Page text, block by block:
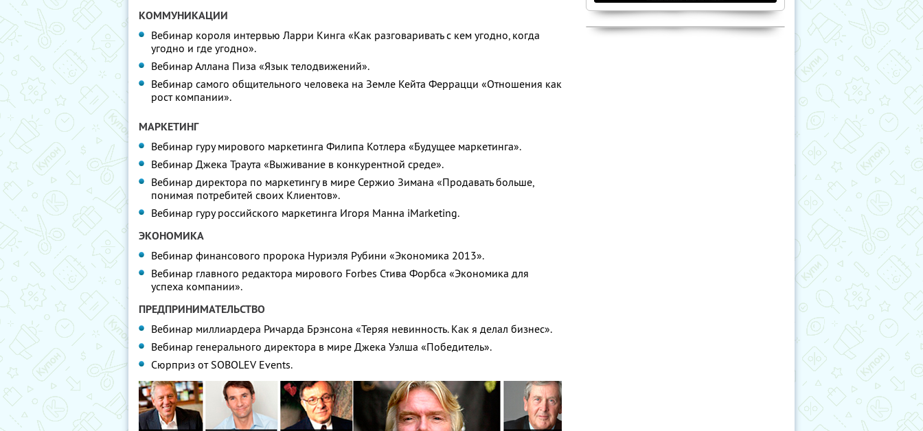
КОММУНИКАЦИИ
Вебинар короля интервью Ларри Кинга «Как разговаривать с кем угодно, когда
угодно и где угодно».
Вебинар Аллана Пиза «Язык телодвижений».
Вебинар самого общительного человека на Земле Кейта Феррацци «Отношения как
рост компании».
МАРКЕТИНГ
Вебинар гуру мирового маркетинга Филипа Котлера «Будущее маркетинга».
Вебинар Джека Траута «Выживание в конкурентной среде».
Вебинар директора по маркетингу в мире Сержио Зимана «Продавать больше,
понимая потребитей своих Клиентов».
Вебинар гуру российского маркетинга Игоря Манна iMarketing.
ЭКОНОМИКА
Вебинар финансового пророка Нуриэля Рубини «Экономика 2013».
Вебинар главного редактора мирового Forbes Стива Форбса «Экономика для
успеха компании».
ПРЕДПРИНИМАТЕЛЬСТВО
Вебинар миллиардера Ричарда Брэнсона «Теряя невинность. Как я делал бизнес».
Вебинар генерального директора в мире Джека Уэлша «Победитель».
Сюрприз от SOBOLEV Events.